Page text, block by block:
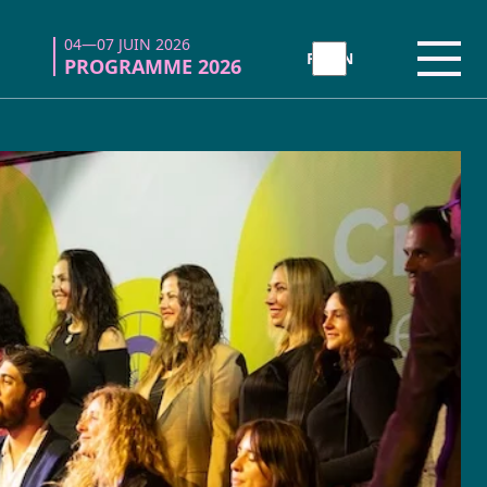
04—07 JUIN 2026
PROGRAMME 2026
04—07 JUIN 2026
PROGRAMME 2026